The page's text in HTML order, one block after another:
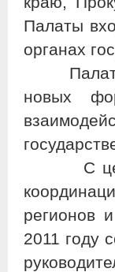
Палаты
органах
Палата
новых
С целью
регионов
2011 году